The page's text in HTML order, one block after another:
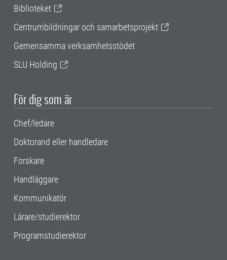
Biblioteket
Centrumbildningar och samarbetsprojekt
Gemensamma verksamhetsstödet
SLU Holding
För dig som är
Chef/ledare
Doktorand eller handledare
Forskare
Handläggare
Kommunikatör
Lärare/studierektor
Programstudierektor